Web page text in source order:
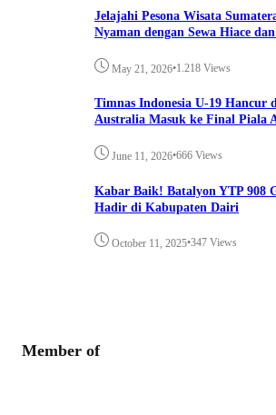
Jelajahi Pesona Wisata
Nyaman dengan Sewa Hiace
May 21, 2026•1.218 Views
Timnas Indonesia U-19 Hancur
Australia Masuk ke Final Piala
June 11, 2026•666 Views
Kabar Baik! Batalyon YTP 908
Hadir di Kabupaten Dairi
October 11, 2025•347 Views
Member of